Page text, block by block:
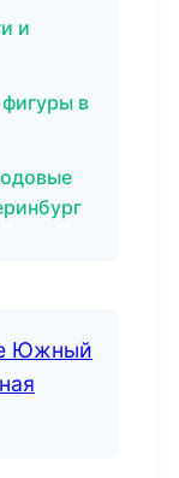
и
в
Южный